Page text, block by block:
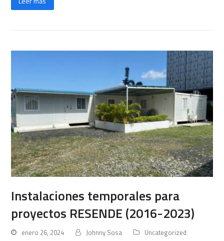
Instalaciones temporales para
proyectos RESENDE (2016-2023)
enero 26, 2024 Johnny Sosa Uncategorized